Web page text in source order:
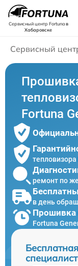
Сервисный центр Fortunaв
Хабаровске
Сервисный
Fortuna
ремонт по
в день
Прошивка
Fortuna